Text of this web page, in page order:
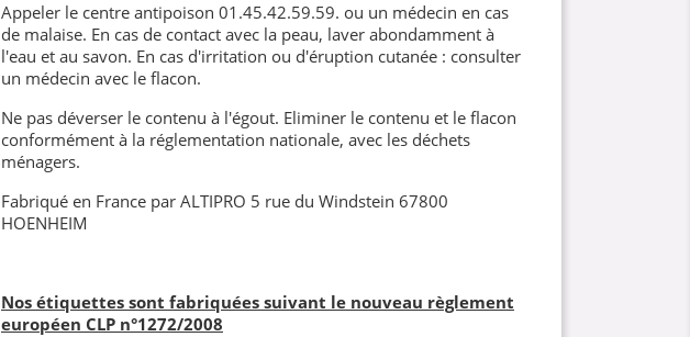
Appeler le centre antipoison 01.45.42.59.59. ou un médecin en cas
de malaise. En cas de contact avec la peau, laver abondamment à
l'eau et au savon. En cas d'irritation ou d'éruption cutanée : consulter
un médecin avec le flacon.
Ne pas déverser le contenu à l'égout. Eliminer le contenu et le flacon
conformément à la réglementation nationale, avec les déchets
ménagers.
Fabriqué en France par ALTIPRO 5 rue du Windstein 67800
HOENHEIM
Nos étiquettes sont fabriquées suivant le nouveau règlement
européen CLP n°1272/2008